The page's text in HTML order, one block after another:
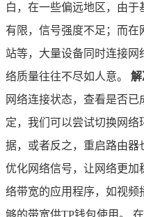
白，在一些偏远地区，由于
有限，信号强度不足；而在
站等，大量设备同时连接网
络质量往往不尽如人意。 解
网络连接状态，查看是否
定，我们可以尝试切换网
据，或者反之，重启路由器
优化网络信号，让网络更加
络带宽的应用程序，如视频
够的带宽供TP钱包使用。